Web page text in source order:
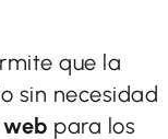
que la
sin necesidad
para los